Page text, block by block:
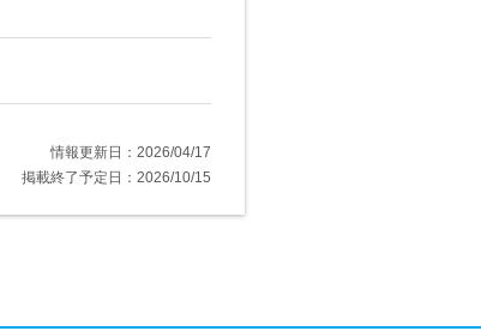
情報更新日：2026/04/17
掲載終了予定日：2026/10/15